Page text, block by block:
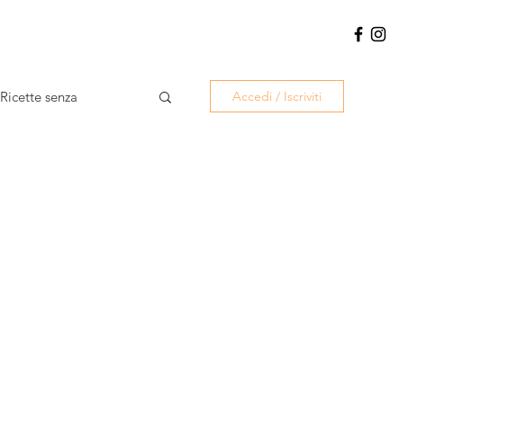
Ricette senza Accedi / Iscriviti